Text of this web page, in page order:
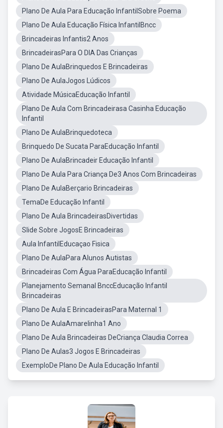
Plano De Aula Para Educação InfantilSobre Poema
Plano De Aula Educação Física InfantilBncc
Brincadeiras Infantis2 Anos
BrincadeirasPara O DIA Das Crianças
Plano De AulaBrinquedos E Brincadeiras
Plano De AulaJogos Lúdicos
Atividade MúsicaEducação Infantil
Plano De Aula Com Brincadeirasa Casinha Educação
Infantil
Plano De AulaBrinquedoteca
Brinquedo De Sucata ParaEducação Infantil
Plano De AulaBrincadeir Educação Infantil
Plano De Aula Para Criança De3 Anos Com Brincadeiras
Plano De AulaBerçario Brincadeiras
TemaDe Educação Infantil
Plano De Aula BrincadeirasDivertidas
Slide Sobre JogosE Brincadeiras
Aula InfantilEducaçao Fisica
Plano De AulaPara Alunos Autistas
Brincadeiras Com Água ParaEducação Infantil
Planejamento Semanal BnccEducação Infantil
Brincadeiras
Plano De Aula E BrincadeirasPara Maternal 1
Plano De AulaAmarelinha1 Ano
Plano De Aula Brincadeiras DeCriança Claudia Correa
Plano De Aulas3 Jogos E Brincadeiras
ExemploDe Plano De Aula Educação Infantil